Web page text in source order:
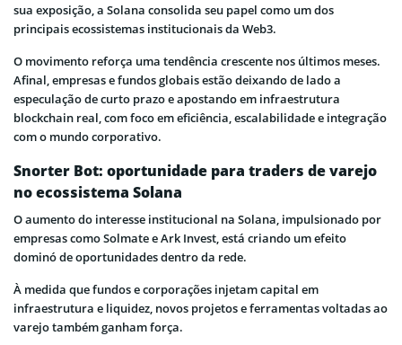
sua exposição, a Solana consolida seu papel como um dos
principais ecossistemas institucionais da Web3.
O movimento reforça uma tendência crescente nos últimos meses.
Afinal, empresas e fundos globais estão deixando de lado a
especulação de curto prazo e apostando em infraestrutura
blockchain real, com foco em eficiência, escalabilidade e integração
com o mundo corporativo.
Snorter Bot: oportunidade para traders de varejo
no ecossistema Solana
O aumento do interesse institucional na Solana, impulsionado por
empresas como Solmate e Ark Invest, está criando um efeito
dominó de oportunidades dentro da rede.
À medida que fundos e corporações injetam capital em
infraestrutura e liquidez, novos projetos e ferramentas voltadas ao
varejo também ganham força.